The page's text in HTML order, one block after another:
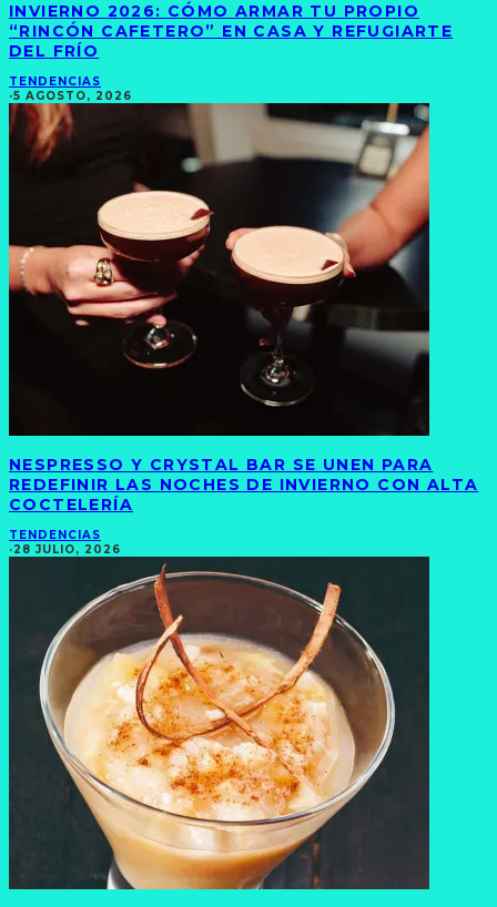
INVIERNO 2026: CÓMO ARMAR TU PROPIO
“RINCÓN CAFETERO” EN CASA Y REFUGIARTE
DEL FRÍO
TENDENCIAS
·5 AGOSTO, 2026
NESPRESSO Y CRYSTAL BAR SE UNEN PARA
REDEFINIR LAS NOCHES DE INVIERNO CON ALTA
COCTELERÍA
TENDENCIAS
·28 JULIO, 2026